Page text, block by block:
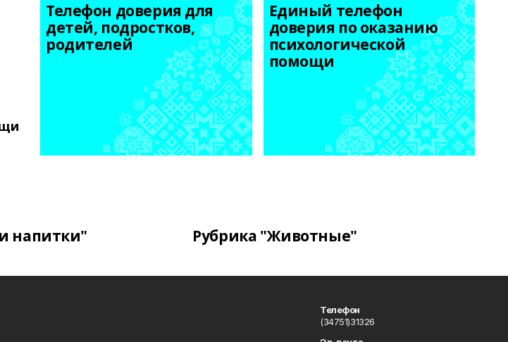
Телефон доверия для
детей, подростков,
родителей
Единый телефон
доверия по оказанию
психологической
помощи
напитки" Рубрика "Животные"
Телефон
(34751)31326